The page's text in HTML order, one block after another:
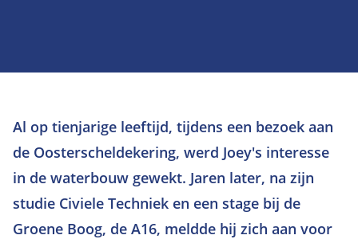
Al op tienjarige leeftijd, tijdens een bezoek aan
de Oosterscheldekering, werd Joey's interesse
in de waterbouw gewekt. Jaren later, na zijn
studie Civiele Techniek en een stage bij de
Groene Boog, de A16, meldde hij zich aan voor